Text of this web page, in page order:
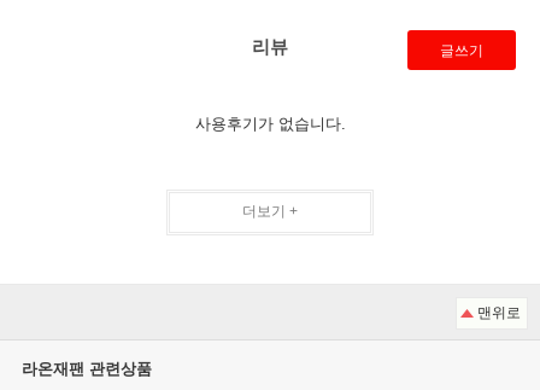
리뷰 글쓰기
사용후기가 없습니다.
더보기 +
맨위로
라온재팬 관련상품